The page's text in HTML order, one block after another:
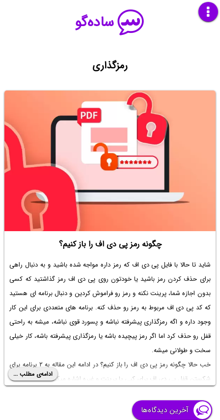
ساده‌گو
رمزگذاری
چگونه رمز پی دی اف را باز کنیم؟
شاید تا حالا با فایل پی دی اف که رمز داره مواجه شده باشید و به دنبال راهی
برای حذف کردن رمز باشید یا خودتون روی پی دی اف رمز گذاشتید که کسی
بدون اجازه شما، پرینت نکنه و رمز رو فراموش کردین و دنبال برنامه ای هستید
کهکد پی دی اف مربوط به رمز رو حذف کنه. برنامه های متعددی برای این کار
وجود داره و اگه رمزگذاری پیشرفته نباشه و پسورد قوی نباشه، میشه به راحتی
قفل رو حذف کرد اما اگر رمز پیچیده باشه یا رمزگذاری پیشرفته باشه، کار خیلی
سخت و طولانی میشه.
خب حالا چگونه رمز پی دی اف را باز کنیم؟ در ادامه این مقاله به ۲ برنامه برای
شکستن قفل پی دی اف برای کپی
یا پرینت و غیره اشاره میکنیم.ادامه‌ی مطلب ...
آخرین دیدگاه‌ها